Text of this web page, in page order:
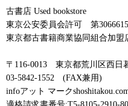
古書店 Used bookstore
東京公安委員会許可 第
東京都古書籍商業協同組合加盟
〒116-0013 東京都荒川区西日
03-5842-1552 (FAX兼用)
infoアット マーク